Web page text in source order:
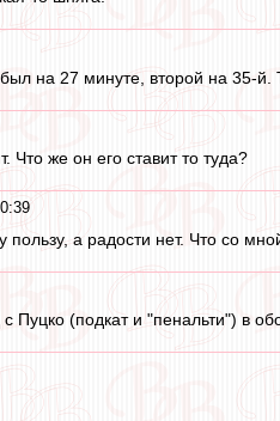
на 27 минуте, второй на 35-
Что же он его ставит то туда?
пользу, а радости нет. Что со
Пуцко (подкат и "пенальти") в